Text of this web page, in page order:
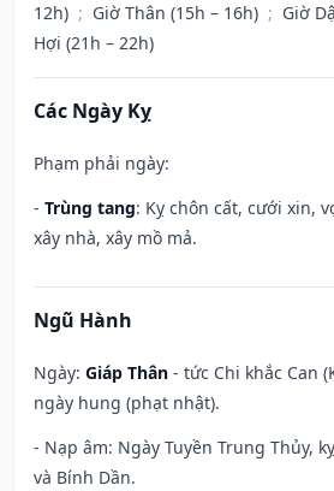
12h) ; Giờ Thân (15h – 16h) ; Giờ
Hợi (21h – 22h)
Các Ngày Kỵ
Phạm phải ngày:
- Trùng tang: Kỵ chôn cất, cưới xin,
xây nhà, xây mồ mả.
Ngũ Hành
Ngày: Giáp Thân - tức Chi khắc Can
ngày hung (phạt nhật).
- Nạp âm: Ngày Tuyền Trung Thủy,
và Bính Dần.